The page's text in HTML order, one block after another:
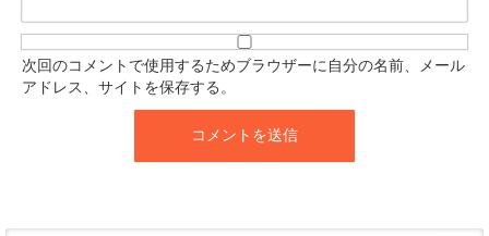
次回のコメントで使用するためブラウザーに自分の名前、メール
アドレス、サイトを保存する。